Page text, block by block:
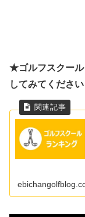
★ゴルフスクール
してみてください